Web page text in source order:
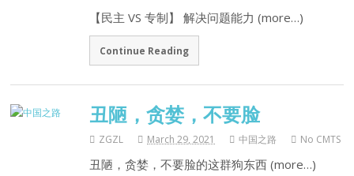
【民主 VS 专制】 解决问题能力 (more…)
Continue Reading
丑陋，贪婪，不要脸
ZGZL March 29, 2021 中国之路 No CMTS
丑陋，贪婪，不要脸的这群狗东西 (more…)